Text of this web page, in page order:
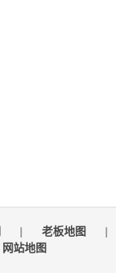
| 老板地图
|
网站地图